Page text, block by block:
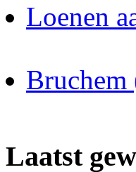
Loenen
Bruchem
Laatst